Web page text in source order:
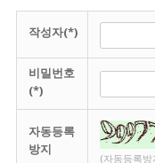
작성자(*)
비밀번호
(*)
자동등록
방지
(자동등록